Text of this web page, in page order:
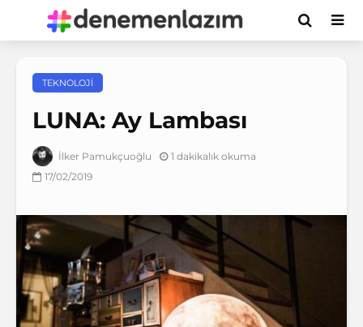
TEKNOLOJI
LUNA: Ay Lambası
İlker Pamukçuoğlu
1 dakikalık okuma
17/02/2019